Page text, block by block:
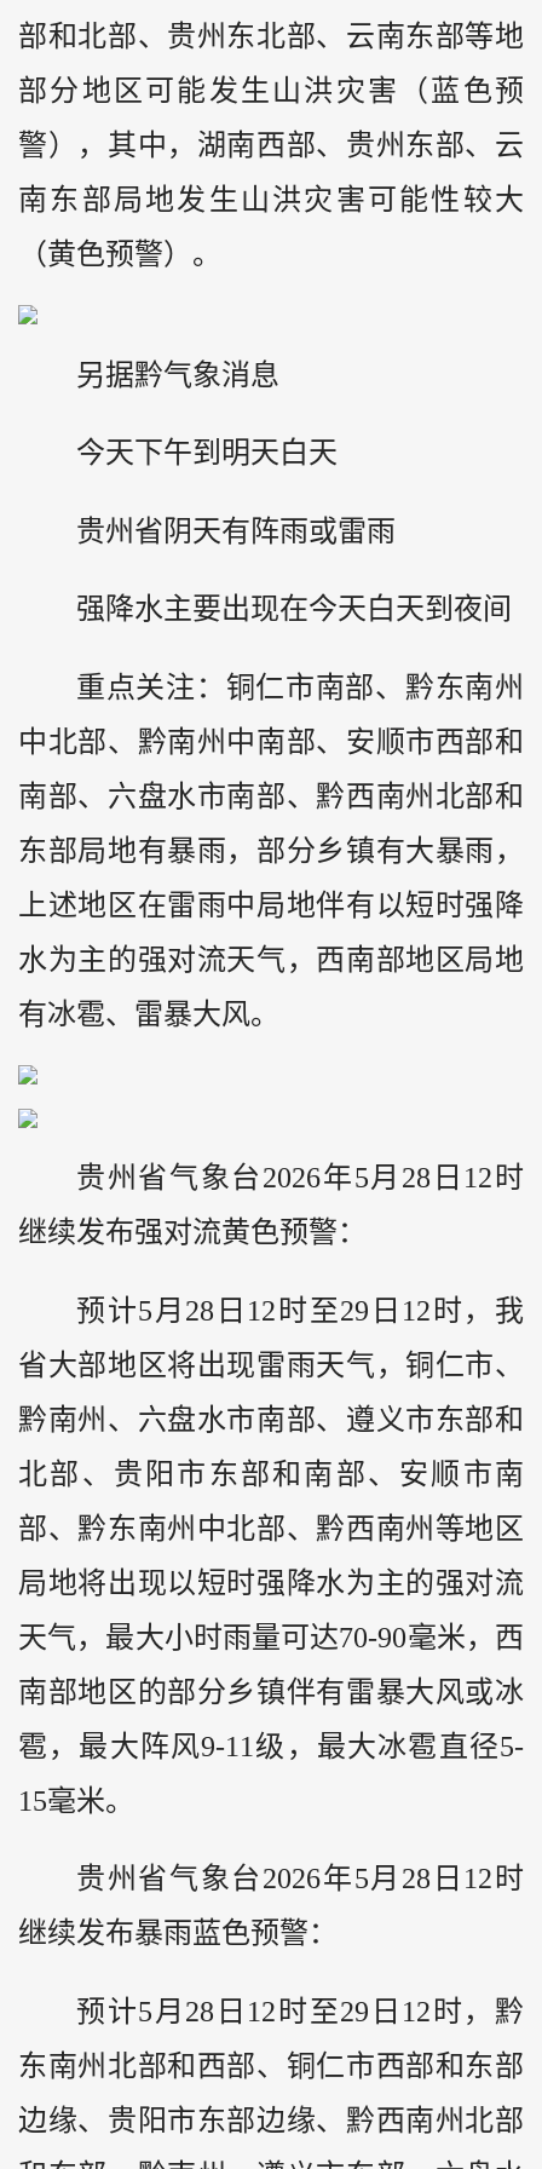
部和北部、贵州东北部、云南东部等地
部分地区可能发生山洪灾害（蓝色预
警），其中，湖南西部、贵州东部、云
南东部局地发生山洪灾害可能性较大
（黄色预警）。
另据黔气象消息
今天下午到明天白天
贵州省阴天有阵雨或雷雨
强降水主要出现在今天白天到夜间
重点关注：铜仁市南部、黔东南州
中北部、黔南州中南部、安顺市西部和
南部、六盘水市南部、黔西南州北部和
东部局地有暴雨，部分乡镇有大暴雨，
上述地区在雷雨中局地伴有以短时强降
水为主的强对流天气，西南部地区局地
有冰雹、雷暴大风。
贵州省气象台2026年5月28日12时
继续发布强对流黄色预警：
预计5月28日12时至29日12时，我
省大部地区将出现雷雨天气，铜仁市、
黔南州、六盘水市南部、遵义市东部和
北部、贵阳市东部和南部、安顺市南
部、黔东南州中北部、黔西南州等地区
局地将出现以短时强降水为主的强对流
天气，最大小时雨量可达70-90毫米，西
南部地区的部分乡镇伴有雷暴大风或冰
雹，最大阵风9-11级，最大冰雹直径5-
15毫米。
贵州省气象台2026年5月28日12时
继续发布暴雨蓝色预警：
预计5月28日12时至29日12时，黔
东南州北部和西部、铜仁市西部和东部
边缘、贵阳市东部边缘、黔西南州北部